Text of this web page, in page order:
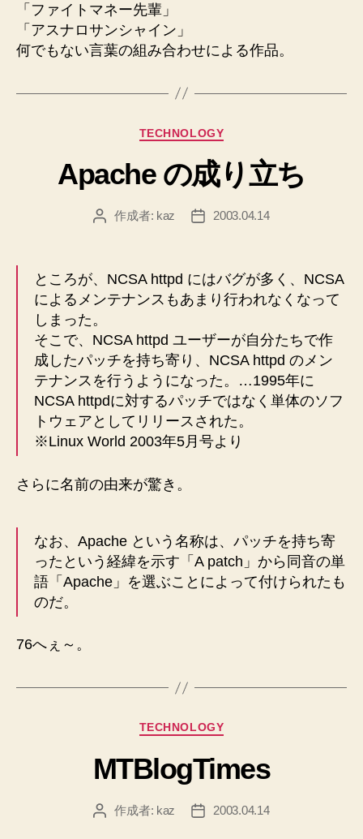
「ファイトマネー先輩」
「アスナロサンシャイン」
何でもない言葉の組み合わせによる作品。
カ
ゴ
リ
TECHNOLOGY
Apache の成り立ち
投
作成者: kaz
投
2003.04.14
ところが、NCSA httpd にはバグが多く、NCSA
によるメンテナンスもあまり行われなくなって
しまった。
そこで、NCSA httpd ユーザーが自分たちで作
成したパッチを持ち寄り、NCSA httpd のメン
テナンスを行うようになった。…1995年に
NCSA httpdに対するパッチではなく単体のソフ
トウェアとしてリリースされた。
※Linux World 2003年5月号より
さらに名前の由来が驚き。
なお、Apache という名称は、パッチを持ち寄
ったという経緯を示す「A patch」から同音の単
語「Apache」を選ぶことによって付けられたも
のだ。
76へぇ～。
カ
ゴ
リ
TECHNOLOGY
MTBlogTimes
投
作成者: kaz
投
2003.04.14